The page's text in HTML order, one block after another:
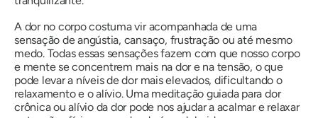
A dor no corpo costuma vir acompanhada de uma
sensação de angústia, cansaço, frustração ou até mesmo
medo. Todas essas sensações fazem com que nosso corpo
e mente se concentrem mais na dor e na tensão, o que
pode levar a níveis de dor mais elevados, dificultando o
relaxamento e o alívio. Uma meditação guiada para dor
crônica ou alívio da dor pode nos ajudar a acalmar e relaxar